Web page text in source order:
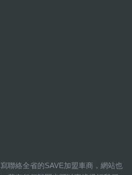
聯絡全省的SAVE加盟車商，網站也